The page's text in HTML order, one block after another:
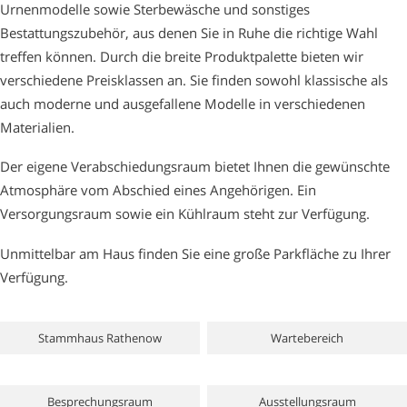
Urnenmodelle sowie Sterbewäsche und sonstiges
Bestattungszubehör, aus denen Sie in Ruhe die richtige Wahl
treffen können. Durch die breite Produktpalette bieten wir
verschiedene Preisklassen an. Sie finden sowohl klassische als
auch moderne und ausgefallene Modelle in verschiedenen
Materialien.
Der eigene Verabschiedungsraum bietet Ihnen die gewünschte
Atmosphäre vom Abschied eines Angehörigen. Ein
Versorgungsraum sowie ein Kühlraum steht zur Verfügung.
Unmittelbar am Haus finden Sie eine große Parkfläche zu Ihrer
Verfügung.
Stammhaus Rathenow Wartebereich
Besprechungsraum Ausstellungsraum